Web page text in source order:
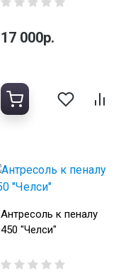
17 000р.
Антресоль к пеналу
450 "Челси"